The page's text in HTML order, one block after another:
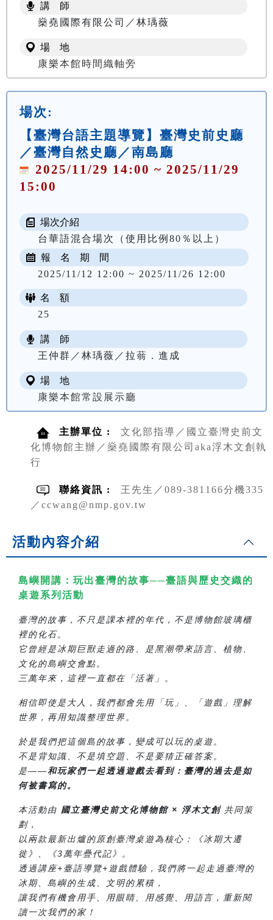
講 師
燊堯國際有限公司／林瑀薇
場 地
康樂本館時間織軸旁
場次:
【臺灣台語主題導覽】臺灣史前史廳
／臺灣自然史廳／南島廳
2025/11/29 14:00 ~ 2025/11/29
15:00
場次介紹
台華語混合場次（使用比例80％以上）
報 名 期 間
2025/11/12 12:00 ~ 2025/11/26 12:00
名 額
25
講 師
王仲群／林瑀薇／拉蓊．進成
場 地
康樂本館常設展示廳
主辦單位 :
文化部指導／國立臺灣史前文
化博物館主辦／燊堯國際有限公司aka浮木文創執
行
聯絡資訊 :
王先生／089-381166分機335
／ccwang@nmp.gov.tw
活動內容介紹
島嶼開講：玩出臺灣的故事──臺語與歷史交織的
桌遊系列活動
臺灣的故事，不只是課本裡的年代，不是博物館玻璃櫃
裡的化石。
它曾經是冰期巨獸走過的路、是黑潮帶來語言、植物、
文化的島嶼交會點。
三萬年來，這裡一直都在「活著」。
相信即使是大人，我們都會先用「玩」、「遊戲」理解
世界，再用知識整理世界。
於是我們把這個島的故事，變成可以玩的桌遊。
不是背知識、不是填空題、不是要猜正確答案。
是——和玩家們一起透過遊戲去看到：臺灣的過去是如
何被書寫的。
本活動由 國立臺灣史前文化博物館 × 浮木文創共同策
劃，
以兩款最新出爐的原創臺灣桌遊為核心：《冰期大遷
徙》、《3萬年疊代記》。
透過講座+臺語導覽+遊戲體驗，我們將一起走過臺灣的
冰期、島嶼的生成、文明的累積，
讓我們有機會用手、用眼睛、用感覺、用語言，重新閱
讀一次我們的家！